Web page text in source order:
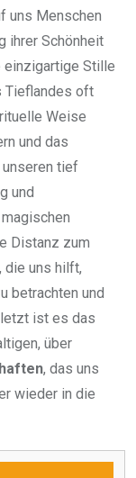
uns Menschen
ihrer Schönheit
einzigartige Stille
Tieflandes oft
Weise
und das
tief
und
Distanz zum
die uns hilft,
betrachten und
ist es das
über
, das uns
wieder in die